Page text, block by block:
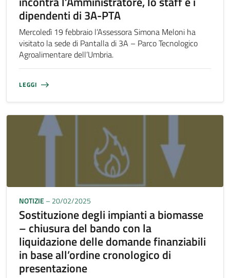
dipendenti di 3A-PTA
Mercoledì 19 febbraio l’Assessora Simona Meloni ha
visitato la sede di Pantalla di 3A – Parco Tecnologico
Agroalimentare dell’Umbria.
LEGGI
NOTIZIE– 20/02/2025
Sostituzione degli impianti a biomasse
– chiusura del bando con la
liquidazione delle domande finanziabili
in base all’ordine cronologico di
presentazione